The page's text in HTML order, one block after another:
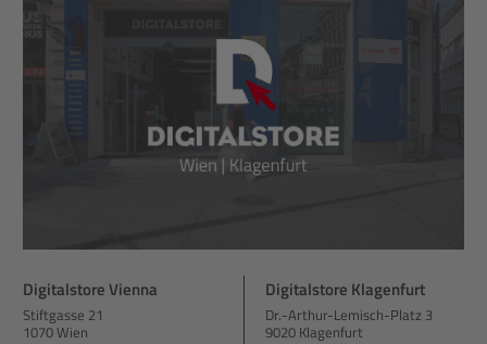
Digitalstore Vienna
Stiftgasse 21
1070 Wien
Digitalstore Klagenfurt
Dr.-Arthur-Lemisch-Platz 3
9020 Klagenfurt